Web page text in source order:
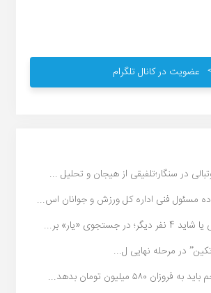
عضویت در کانال تلگرام
در سنگار؛تلفیقی از هیجان و تحلیل ...
مسئول فنی اداره کل ورزش و جوانان اس...
جستجوی «یار» بر...
در مرحله نهایی ل...
۵۸۰ میلیون تومان بدهد...